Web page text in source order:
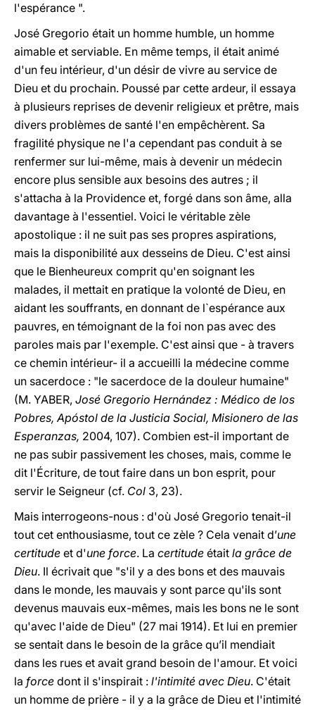
l'espérance ".
José Gregorio était un homme humble, un homme
aimable et serviable. En même temps, il était animé
d'un feu intérieur, d'un désir de vivre au service de
Dieu et du prochain. Poussé par cette ardeur, il essaya
à plusieurs reprises de devenir religieux et prêtre, mais
divers problèmes de santé l'en empêchèrent. Sa
fragilité physique ne l'a cependant pas conduit à se
renfermer sur lui-même, mais à devenir un médecin
encore plus sensible aux besoins des autres ; il
s'attacha à la Providence et, forgé dans son âme, alla
davantage à l'essentiel. Voici le véritable zèle
apostolique : il ne suit pas ses propres aspirations,
mais la disponibilité aux desseins de Dieu. C'est ainsi
que le Bienheureux comprit qu'en soignant les
malades, il mettait en pratique la volonté de Dieu, en
aidant les souffrants, en donnant de l`espérance aux
pauvres, en témoignant de la foi non pas avec des
paroles mais par l'exemple. C'est ainsi que - à travers
ce chemin intérieur- il a accueilli la médecine comme
un sacerdoce : "le sacerdoce de la douleur humaine"
(M. YABER, José Gregorio Hernández : Médico de los
Pobres, Apóstol de la Justicia Social, Misionero de las
Esperanzas, 2004, 107). Combien est-il important de
ne pas subir passivement les choses, mais, comme le
dit l'Écriture, de tout faire dans un bon esprit, pour
servir le Seigneur (cf. Col 3, 23).
Mais interrogeons-nous : d'où José Gregorio tenait-il
tout cet enthousiasme, tout ce zèle ? Cela venait d’une
certitude et d'une force. La certitude était la grâce de
Dieu. Il écrivait que "s'il y a des bons et des mauvais
dans le monde, les mauvais y sont parce qu'ils sont
devenus mauvais eux-mêmes, mais les bons ne le sont
qu'avec l'aide de Dieu" (27 mai 1914). Et lui en premier
se sentait dans le besoin de la grâce qu’il mendiait
dans les rues et avait grand besoin de l'amour. Et voici
la force dont il s'inspirait : l'intimité avec Dieu. C'était
un homme de prière - il y a la grâce de Dieu et l'intimité